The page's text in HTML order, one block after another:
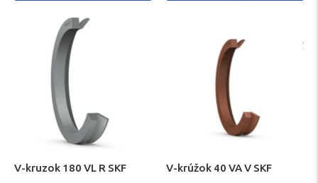
V-kruzok 180 VL R SKF V-krúžok 40 VA V SKF